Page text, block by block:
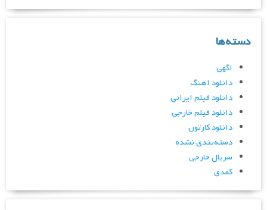
دسته‌ها
اگهی
دانلود اهنگ
دانلود فیلم ایرانی
دانلود فیلم خارجی
دانلود کارتون
دسته‌بندی نشده
سریال خارجی
کمدی